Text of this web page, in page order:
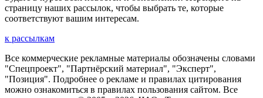
страницу наших рассылок, чтобы выбрать те, которые
соответствуют вашим интересам.
к рассылкам
Все коммерческие рекламные материалы обозначены словами
"Спецпроект", "Партнёрский материал", "Эксперт",
"Позиция". Подробнее о рекламе и правилах цитирования
можно ознакомиться в правилах пользования сайтом. Все